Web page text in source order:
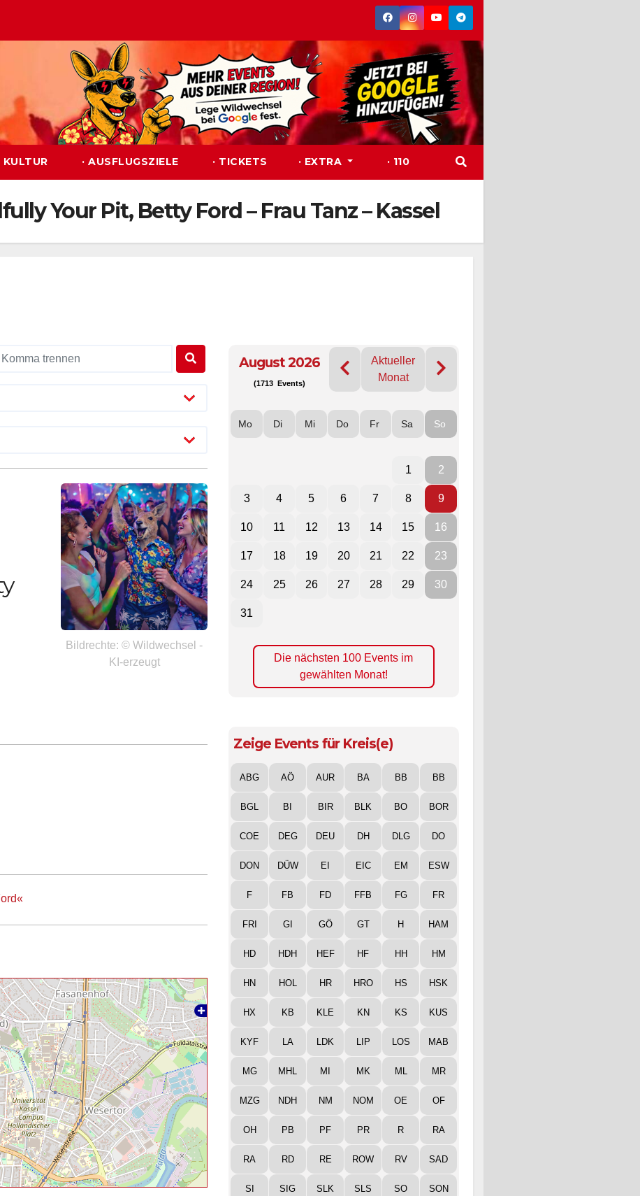
KULTUR · AUSFLUGSZIELE · TICKETS · EXTRA · 110
Your Pit, Betty Ford – Frau Tanz – Kassel
Bildrechte: © Wildwechsel -
KI-erzeugt
August 2026
(1713 Events)
Aktueller
Monat
Mo Di Mi Do Fr Sa So
1 2
3 4 5 6 7 8 9
10 11 12 13 14 15 16
17 18 19 20 21 22 23
24 25 26 27 28 29 30
31
Die nächsten 100 Events im
gewählten Monat!
Zeige Events für Kreis(e)
ABG AÖ AUR BA BB BB
BGL BI BIR BLK BO BOR
COE DEG DEU DH DLG DO
DON DÜW EI EIC EM ESW
F FB FD FFB FG FR
FRI GI GÖ GT H HAM
HD HDH HEF HF HH HM
HN HOL HR HRO HS HSK
HX KB KLE KN KS KUS
KYF LA LDK LIP LOS MAB
MG MHL MI MK ML MR
MZG NDH NM NOM OE OF
OH PB PF PR R RA
RA RD RE ROW RV SAD
SI SIG SLK SLS SO SON